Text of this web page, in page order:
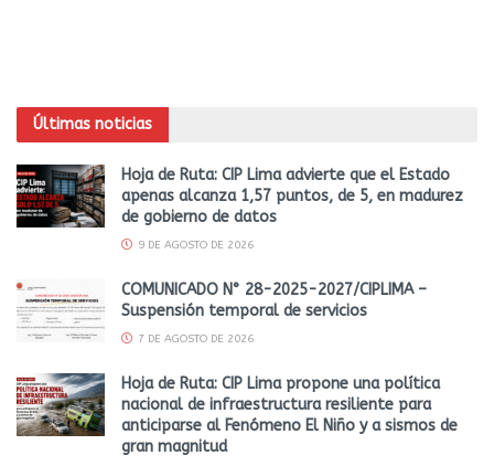
Últimas noticias
Hoja de Ruta: CIP Lima advierte que el Estado
apenas alcanza 1,57 puntos, de 5, en madurez
de gobierno de datos
9 DE AGOSTO DE 2026
COMUNICADO N° 28-2025-2027/CIPLIMA –
Suspensión temporal de servicios
7 DE AGOSTO DE 2026
Hoja de Ruta: CIP Lima propone una política
nacional de infraestructura resiliente para
anticiparse al Fenómeno El Niño y a sismos de
gran magnitud